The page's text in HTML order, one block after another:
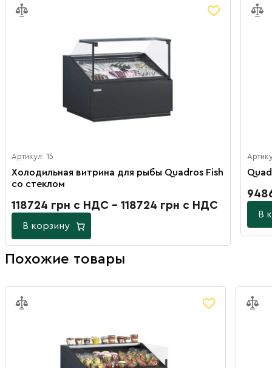
Артикул: 15
Холодильная витрина для рыбы Quadros Fish
со стеклом
118724 грн с НДС - 118724 грн с НДС
В корзину
В
Похожие товары